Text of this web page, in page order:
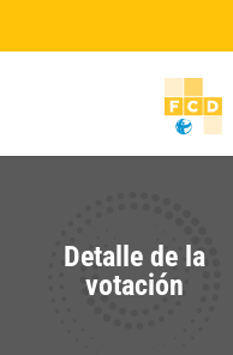
Detalle de la
votación